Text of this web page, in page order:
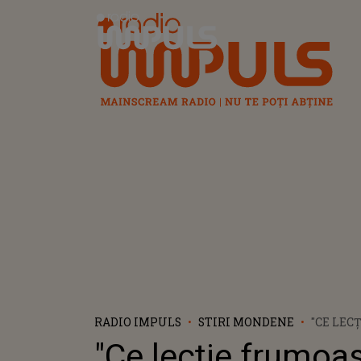
Radio Impuls
RADIO IMPULS STIRI MONDENE
"CE